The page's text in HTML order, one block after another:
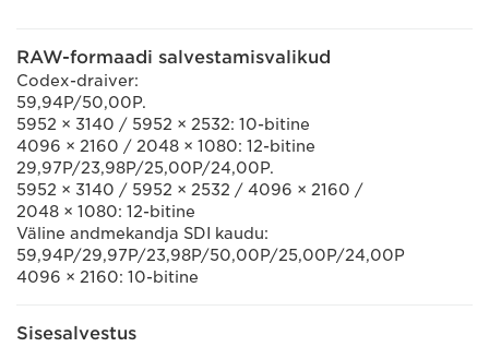
RAW-formaadi salvestamisvalikud
Codex-draiver:
59,94P/50,00P.
5952 × 3140 / 5952 × 2532: 10-bitine
4096 × 2160 / 2048 × 1080: 12-bitine
29,97P/23,98P/25,00P/24,00P.
5952 × 3140 / 5952 × 2532 / 4096 × 2160 /
2048 × 1080: 12-bitine
Väline andmekandja SDI kaudu:
59,94P/29,97P/23,98P/50,00P/25,00P/24,00P
4096 × 2160: 10-bitine
Sisesalvestus